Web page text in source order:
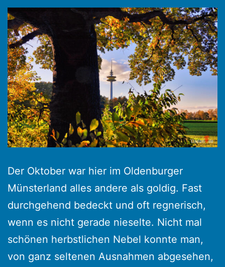
Der Oktober war hier im Oldenburger
Münsterland alles andere als goldig. Fast
durchgehend bedeckt und oft regnerisch,
wenn es nicht gerade nieselte. Nicht mal
schönen herbstlichen Nebel konnte man,
von ganz seltenen Ausnahmen abgesehen,